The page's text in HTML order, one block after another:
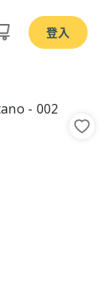
登入